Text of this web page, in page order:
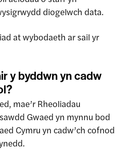
diogelwch data.
at wybodaeth ar sail yr
y byddwn yn cadw
mae’r Rheoliadau
Gwaed yn mynnu bod
Cymru yn cadw’ch cofnod